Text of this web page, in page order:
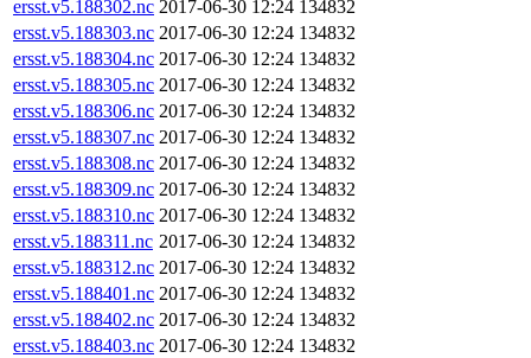
ersst.v5.188302.nc 2017-06-30 12:24 134832
ersst.v5.188303.nc 2017-06-30 12:24 134832
ersst.v5.188304.nc 2017-06-30 12:24 134832
ersst.v5.188305.nc 2017-06-30 12:24 134832
ersst.v5.188306.nc 2017-06-30 12:24 134832
ersst.v5.188307.nc 2017-06-30 12:24 134832
ersst.v5.188308.nc 2017-06-30 12:24 134832
ersst.v5.188309.nc 2017-06-30 12:24 134832
ersst.v5.188310.nc 2017-06-30 12:24 134832
ersst.v5.188311.nc 2017-06-30 12:24 134832
ersst.v5.188312.nc 2017-06-30 12:24 134832
ersst.v5.188401.nc 2017-06-30 12:24 134832
ersst.v5.188402.nc 2017-06-30 12:24 134832
ersst.v5.188403.nc 2017-06-30 12:24 134832